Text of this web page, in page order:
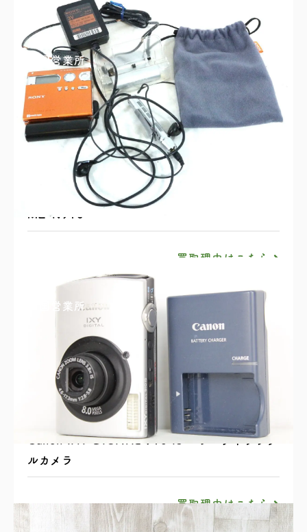
四国営業所
SONY ウォークマン NET MD WALKMAN
MZ-N910
買取理由はこちら
四国営業所
Canon IXY DIGITAL 910 IS コンパクトデジタ
ルカメラ
買取理由はこちら